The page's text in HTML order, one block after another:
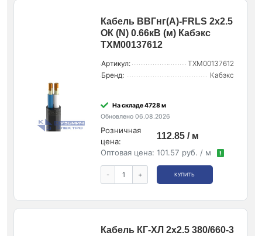
Кабель ВВГнг(А)-FRLS 2х2.5
ОК (N) 0.66кВ (м) Кабэкс
ТХМ00137612
Артикул:
ТХМ00137612
Бренд:
Кабэкс
На складе 4728 м
Обновлено 06.08.2026
Розничная
цена:
112.85 / м
Оптовая цена: 101.57 руб. / м !
- + КУПИТЬ
Кабель КГ-ХЛ 2х2.5 380/660-3